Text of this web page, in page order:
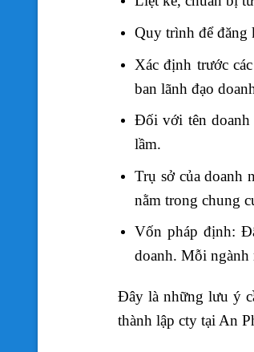
Quy trình để đăng
Xác định trước
ban lãnh đạo
Đối với tên doanh
lầm.
Trụ sở của doanh
nằm trong chung
Vốn pháp định:
doanh. Mỗi ngành
Đây là những lưu ý
thành lập cty tại An